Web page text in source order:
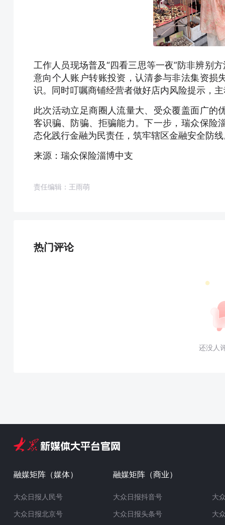
工作人员现场普及“四看三思等一夜”防非辨别
意向个人账户转账投资，认清参与非法集资损
识。同时叮嘱商铺经营者做好店内风险提示，
此次活动立足商圈人流量大、受众覆盖面广的
客识骗、防骗、拒骗能力。下一步，瑞众保险
态化践行金融为民责任，筑牢辖区金融安全防
来源：瑞众保险淄博中支
责任编辑：王雨萌
热门评论
还没人
融媒矩阵（媒体）
大众日报人民号
大众日报北京号
融媒矩阵（商业）
大众日报抖音号
大众日报头条号
大
大